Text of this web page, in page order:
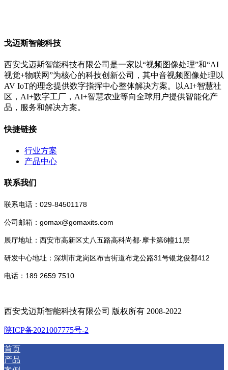
戈迈斯智能科技
西安戈迈斯智能科技有限公司是一家以“视频图像处理”和“AI
视觉+物联网”为核心的科技创新公司，其中音视频图像处理以
AV IoT的理念提供数字指挥中心整体解决方案。以AI+智慧社
区，AI+数字工厂，AI+智慧农业等向全球用户提供智能化产
品，服务和解决方案。
快捷链接
行业方案
产品中心
联系我们
联系电话：029-84501178
公司邮箱：gomax@gomaxits.com
展厅地址：西安市高新区丈八五路高科尚都·摩卡第6幢11层
研发中心地址：深圳市龙岗区布吉街道布龙公路31号银龙俊都412
电话：189 2659 7510
西安戈迈斯智能科技有限公司 版权所有 2008-2022
陕ICP备2021007775号-2
首页
产品